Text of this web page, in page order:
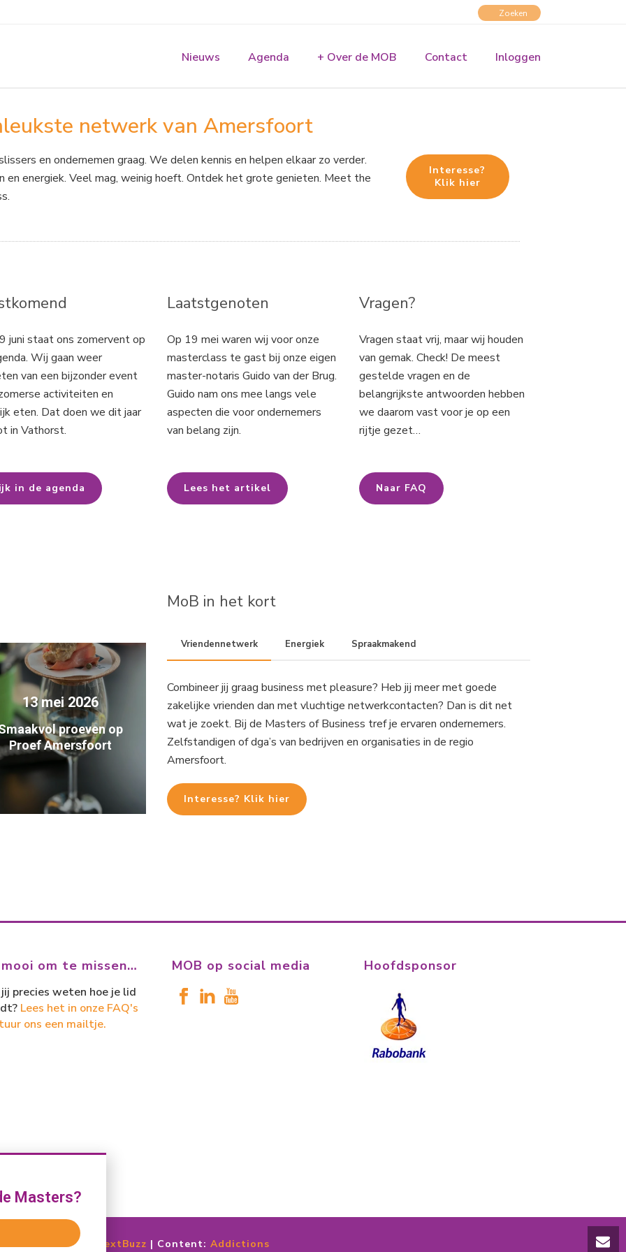
Nieuws Agenda + Over de MOB Contact Inloggen
netwerk van Amersfoort
en ondernemen graag. We delen kennis en helpen elkaar zo verder.
en energiek. Veel mag, weinig hoeft. Ontdek het grote genieten. Meet the
Interesse?
Klik hier
juni staat ons zomervent op
Wij gaan weer
van een bijzonder event
activiteiten en
eten. Dat doen we dit jaar
in Vathorst.
in de agenda
Laatstgenoten
Op 19 mei waren wij voor onze
masterclass te gast bij onze eigen
master-notaris Guido van der Brug.
Guido nam ons mee langs vele
aspecten die voor ondernemers
van belang zijn.
Lees het artikel
Vragen?
Vragen staat vrij, maar wij houden
van gemak. Check! De meest
gestelde vragen en de
belangrijkste antwoorden hebben
we daarom vast voor je op een
rijtje gezet…
Naar FAQ
13 mei 2026
proeven op
Proef Amersfoort
MoB in het kort
Vriendennetwerk Energiek Spraakmakend
Combineer jij graag business met pleasure? Heb jij meer met goede
zakelijke vrienden dan met vluchtige netwerkcontacten? Dan is dit net
wat je zoekt. Bij de Masters of Business tref je ervaren ondernemers.
Zelfstandigen of dga’s van bedrijven en organisaties in de regio
Amersfoort.
Interesse? Klik hier
om te missen…
precies weten hoe je lid
Lees het in onze FAQ's
ons een mailtje.
MOB op social media Hoofdsponsor
| Techniek door NextBuzz | Content: Addictions
Masters?